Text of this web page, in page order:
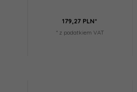
179,27 PLN*
* z podatkiem VAT